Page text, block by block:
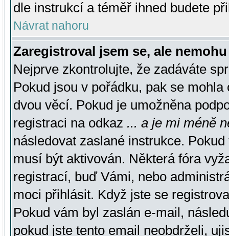
dle instrukcí a téměř ihned budete
Návrat nahoru
Zaregistroval jsem se, ale
Nejprve zkontrolujte, že zadáváte
Pokud jsou v pořádku, pak se
dvou věcí. Pokud je umožněna
registraci na odkaz ... a je mi méně
následovat zaslané instrukce.
musí být aktivován. Některá fóra
registrací, buď Vámi, nebo
moci přihlásit. Když jste se
Pokud vám byl zaslán e-mail,
pokud jste tento email neobdrželi,